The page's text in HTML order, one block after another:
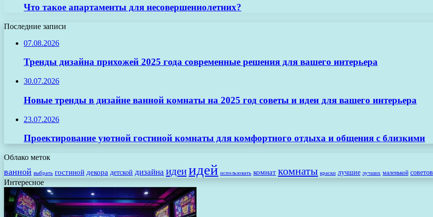
Что такое апартаменты для несовершеннолетних?
Последние записи
07.08.2026
Тренды дизайна прихожей 2025 года современные решения для вашего интерьера
30.07.2026
Новые тренды в дизайне ванной комнаты на 2025 год советы и идеи для вашего интерьера
23.07.2026
Проектирование уютной гостиной комнаты для комфортного отдыха и общения с близкими
Облако меток
ванной выбрать гостиной декора детской дизайна идеиидей использовать комнат комнаты краски лучшие лучших маленькой советов
Интересное